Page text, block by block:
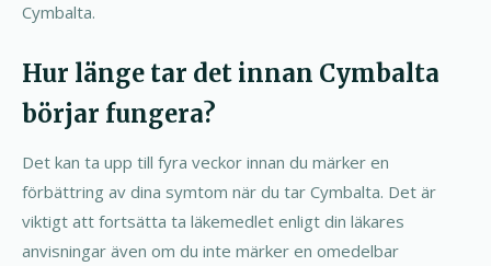
Cymbalta.
Hur länge tar det innan Cymbalta
börjar fungera?
Det kan ta upp till fyra veckor innan du märker en
förbättring av dina symtom när du tar Cymbalta. Det är
viktigt att fortsätta ta läkemedlet enligt din läkares
anvisningar även om du inte märker en omedelbar